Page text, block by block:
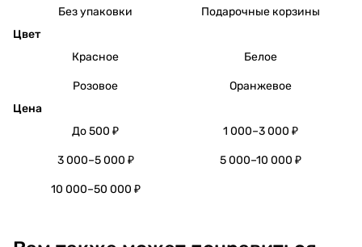
Без упаковки
Подарочные корзины
Цвет
Красное
Белое
Розовое
Оранжевое
Цена
До 500 ₽
1 000–3 000 ₽
3 000–5 000 ₽ 5 000–10 000 ₽
10 000–50 000 ₽